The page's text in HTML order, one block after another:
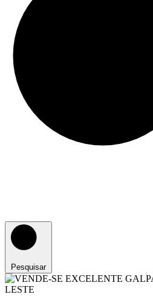
Pesquisar